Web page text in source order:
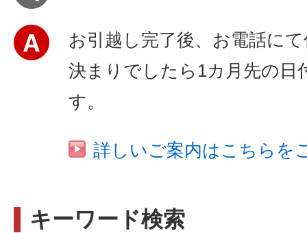
お引越し完了後、お電話に
決まりでしたら1カ月先の日
す。
詳しいご案内はこちらを
キーワード検索